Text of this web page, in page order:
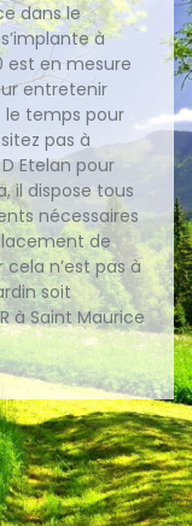
dans le
à
est en mesure
entretenir
le temps pour
pas à
Etelan pour
il dispose tous
nécessaires
de
n’est pas à
soit
à Saint Maurice